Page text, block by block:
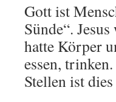
Gott ist
Sünde“.
hatte Körper
essen,
Stellen ist